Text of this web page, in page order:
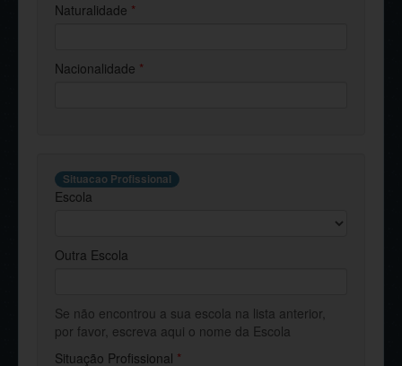
Naturalidade *
Nacionalidade *
Situacao Profissional
Escola
Outra Escola
Se não encontrou a sua escola na lista anterior,
por favor, escreva aqui o nome da Escola
Situação Profissional *